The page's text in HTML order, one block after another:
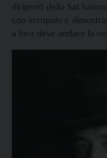
dirigenti della Sat
con scrupolo e
a loro deve andare la